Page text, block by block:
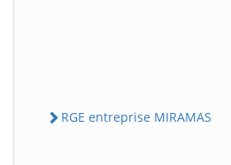
RGE entreprise MIRAMAS